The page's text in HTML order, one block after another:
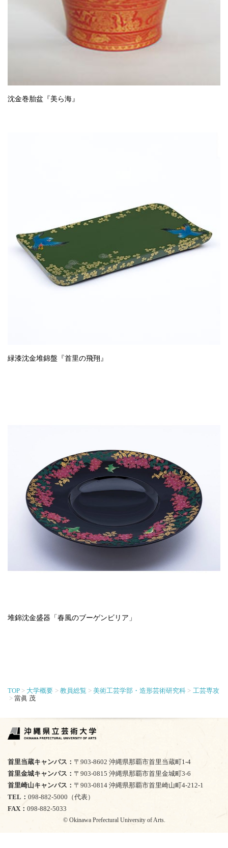
沈金巻胎盆『美ら海』
緑漆沈金堆錦盤『首里の飛翔』
堆錦沈金盛器「春風のブーゲンビリア」
TOP 大学概要 教員総覧 美術工芸学部・造形芸術研究科
工芸専攻
當眞 茂
TEL
098-882-5000（代表）
FAX
098-882-5033
© Okinawa Prefectural University of Arts.
首里当蔵キャンパス
〒903-8602 沖縄県那覇市首里当蔵町1-4
首里金城キャンパス
〒903-0815 沖縄県那覇市首里金城町3-6
首里崎山キャンパス
〒903-0814 沖縄県那覇市首里崎山町4-212-1